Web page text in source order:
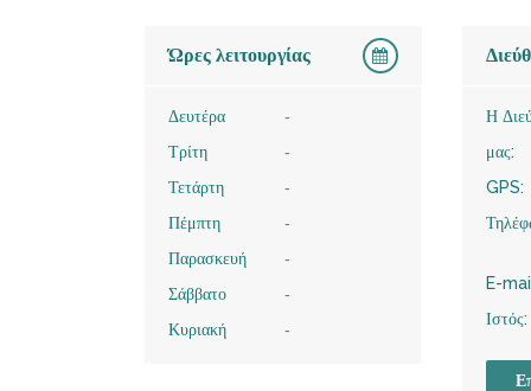
Ώρες λειτουργίας
Δευτέρα
-
Τρίτη
-
Τετάρτη
-
Πέμπτη
-
Παρασκευή
-
Σάββατο
-
Κυριακή
-
Η
μας:
GPS:
E-
Ιστός: